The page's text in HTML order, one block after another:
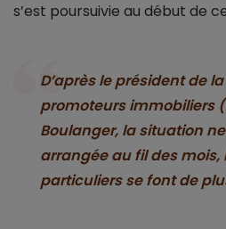
s’est poursuivie au début de
D’après le président de
promoteurs immobiliers
Boulanger, la situation ne
arrangée au fil des mois,
particuliers se font de